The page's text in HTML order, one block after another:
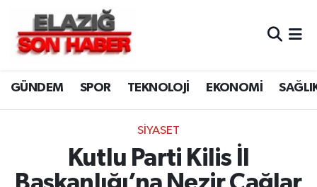
GÜNDEM SPOR TEKNOLOJİ EKONOMİ
SİYASET
Kutlu Parti Kilis İl
CANLI YAYIN
ASAYİŞ
BİLİM VE TEKNOLOJİ
DÜNYA
Merkez Hava Durumu
Merkez Trafik Yoğunluk Haritası
Süper Lig Puan Durumu ve Fikstür
Tüm Manşetler